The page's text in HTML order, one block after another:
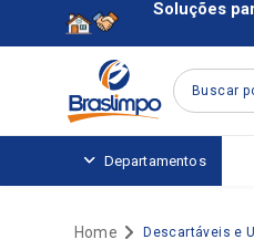
Soluções
Buscar
Departamentos
Descartáveis e